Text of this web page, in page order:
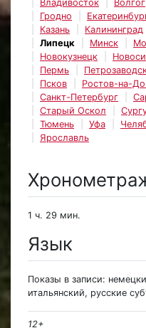
Владивосток
Гродно
Казань
Калининград
Липецк
Минск
Новокузнецк
Пермь
Псков
Ростов-на-
Санкт-Петербург
Старый Оскол
Тюмень
Уфа
Ярославль
1 ч. 29 мин.
Язык
Показы в записи:
итальянский, русские
12+